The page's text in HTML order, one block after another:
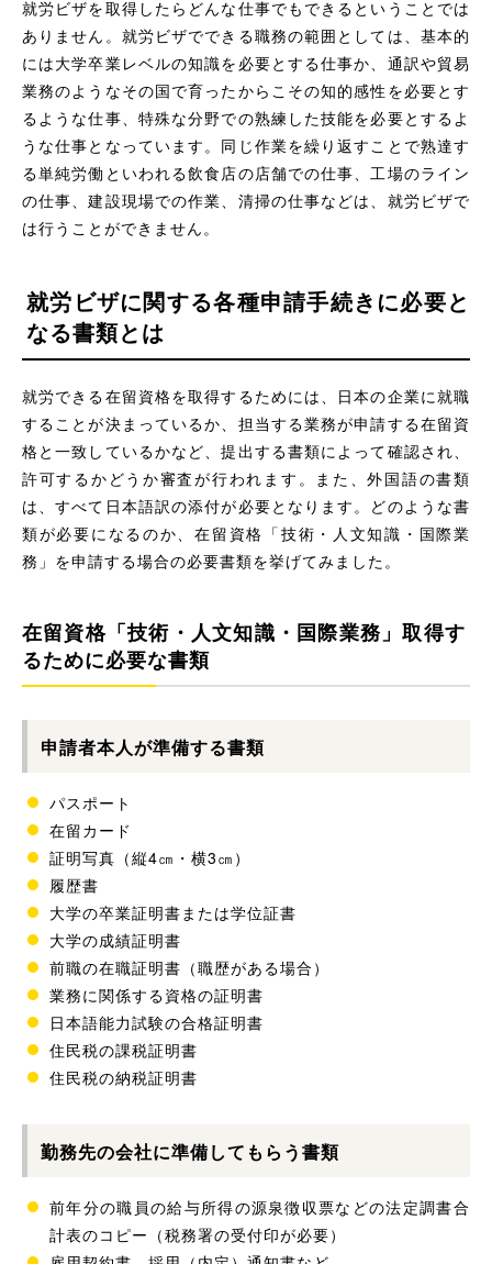
就労ビザを取得したらどんな仕事でもできるということでは
ありません。就労ビザでできる職務の範囲としては、基本的
には大学卒業レベルの知識を必要とする仕事か、通訳や貿易
業務のようなその国で育ったからこその知的感性を必要とす
るような仕事、特殊な分野での熟練した技能を必要とするよ
うな仕事となっています。同じ作業を繰り返すことで熟達す
る単純労働といわれる飲食店の店舗での仕事、工場のライン
の仕事、建設現場での作業、清掃の仕事などは、就労ビザで
は行うことができません。
就労ビザに関する各種申請手続きに必要と
なる書類とは
就労できる在留資格を取得するためには、日本の企業に就職
することが決まっているか、担当する業務が申請する在留資
格と一致しているかなど、提出する書類によって確認され、
許可するかどうか審査が行われます。また、外国語の書類
は、すべて日本語訳の添付が必要となります。どのような書
類が必要になるのか、在留資格「技術・人文知識・国際業
務」を申請する場合の必要書類を挙げてみました。
在留資格「技術・人文知識・国際業務」取得す
るために必要な書類
申請者本人が準備する書類
パスポート
在留カード
証明写真（縦4㎝・横3㎝）
履歴書
大学の卒業証明書または学位証書
大学の成績証明書
前職の在職証明書（職歴がある場合）
業務に関係する資格の証明書
日本語能力試験の合格証明書
住民税の課税証明書
住民税の納税証明書
勤務先の会社に準備してもらう書類
前年分の職員の給与所得の源泉徴収票などの法定調書合
計表のコピー（税務署の受付印が必要）